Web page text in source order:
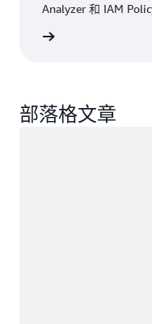
Analyzer 和 IAM
部落格文章